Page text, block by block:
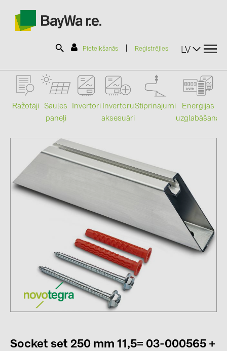
Pieteikšanās Reģistrējies LV
SOLAR-PLANIT
Informācija
Jaunumi
KATEGORIJAS
Saules paneļi (19)
Invertori (105)
Enerģijas uzglabāšana (74)
Ražotāji
Saules
paneļi
Invertori Invertoru
aksesuāri
Stiprinājumi
Enerģijas
uzglabāšana
Socket set 250 mm 11,5= 03-000565 +